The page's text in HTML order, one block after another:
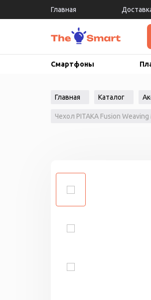
Главная
Смартфоны
Главная Каталог
Чехол PITAKA Fusion